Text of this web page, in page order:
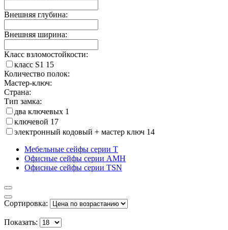
Внешняя глубина:
Внешняя ширина:
Класс взломостойкости:
класс S1 15
Количество полок:
Мастер-ключ:
Страна:
Тип замка:
два ключевых 1
ключевой 17
электронный кодовый + мастер ключ 14
Мебельные сейфы серии Т
Офисные сейфы серии AMH
Офисные сейфы серии TSN
Сортировка:
Показать: